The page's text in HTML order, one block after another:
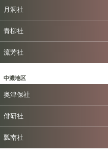
月洞社
青柳社
流芳社
中濃地区
奥津保社
俳研社
瓢南社